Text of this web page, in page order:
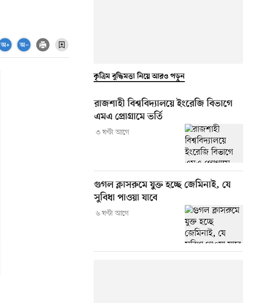
কৃত্রিম বুদ্ধিমত্তা নিয়ে আরও পড়ুন
রাজশাহী বিশ্ববিদ্যালয়ে ইংরেজি বিভাগে
এমএ প্রোগ্রামে ভর্তি
৩ ঘণ্টা আগে
গুগল ক্লাসরুমে যুক্ত হচ্ছে জেমিনাই, যে
সুবিধা পাওয়া যাবে
৬ ঘণ্টা আগে